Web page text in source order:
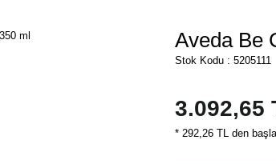
Aveda Be
Stok Kodu : 5205111
3.092,65
* 292,26 TL den